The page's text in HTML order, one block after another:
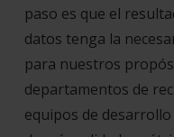
paso es que el
datos tenga la
para nuestros
departamentos de
equipos de